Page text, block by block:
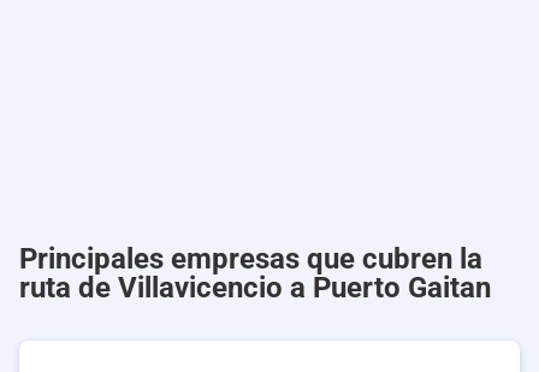
Principales empresas que cubren la
ruta de Villavicencio a Puerto Gaitan